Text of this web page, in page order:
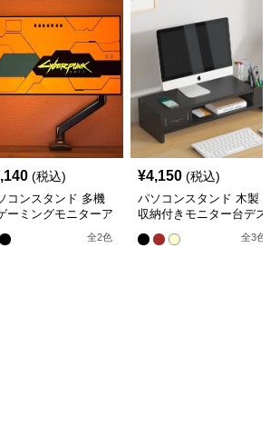
(税込)
コンスタンド 多機
ーミングモニターア
全2色
¥4,150 (税込)
パソコンスタンド 木製
収納付きモニター台デス
全3色